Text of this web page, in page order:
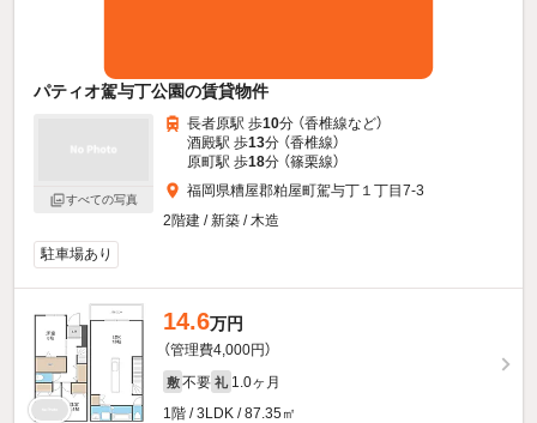
パティオ駕与丁公園の賃貸物件
すべての写真
長者原駅 歩10分 （香椎線など）
酒殿駅 歩13分 （香椎線）
原町駅 歩18分 （篠栗線）
福岡県糟屋郡粕屋町駕与丁１丁目7-3
2階建 / 新築 / 木造
駐車場あり
14.6万円
（管理費4,000円）
敷 不要 礼 1.0ヶ月
1階 / 3LDK / 87.35㎡